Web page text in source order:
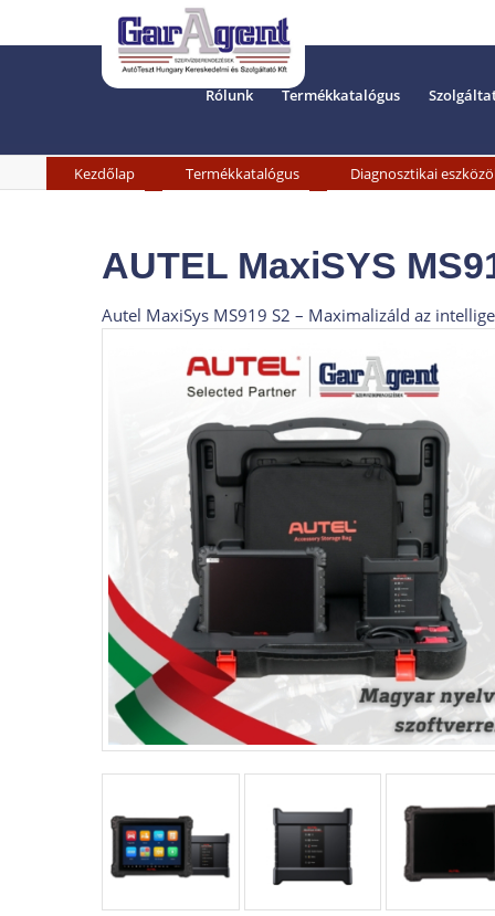
Rólunk Termékkatalógus
Kezdőlap Termékkatalógus Diagnosztikai
AUTEL MaxiSYS
Autel MaxiSys MS919 S2 – Maximalizáld az